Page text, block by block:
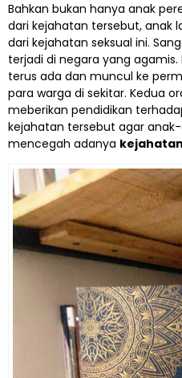
Bahkan bukan hanya anak
dari kejahatan tersebut, anak
dari kejahatan seksual ini.
terjadi di negara yang
terus ada dan muncul ke
para warga di sekitar. Kedua
meberikan pendidikan
kejahatan tersebut agar
mencegah adanya